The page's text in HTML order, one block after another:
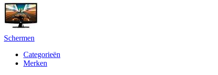
Schermen
Categorieën
Merken